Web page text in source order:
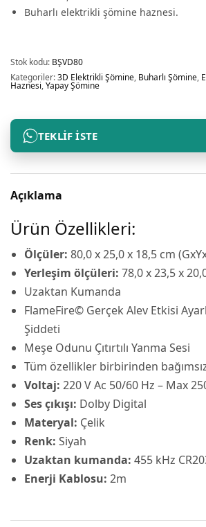
Buharlı elektrikli şömine haznesi.
Stok kodu: BŞVD80
Kategoriler:3D Elektrikli Şömine, Buharlı Şömine,
Haznesi,Yapay Şömine
TEKLIF İSTE
Açıklama
Ürün Özellikleri:
Ölçüler: 80,0 x 25,0 x 18,5 cm
Yerleşim ölçüleri: 78,0 x 23,5 x
Uzaktan Kumanda
FlameFire© Gerçek Alev Etkisi
Şiddeti
Meşe Odunu Çıtırtılı Yanma Sesi
Tüm özellikler birbirinden
Voltaj: 220 V Ac 50/60 Hz – Max
Ses çıkışı: Dolby Digital
Materyal: Çelik
Renk: Siyah
Uzaktan kumanda: 455 kHz
Enerji Kablosu: 2m